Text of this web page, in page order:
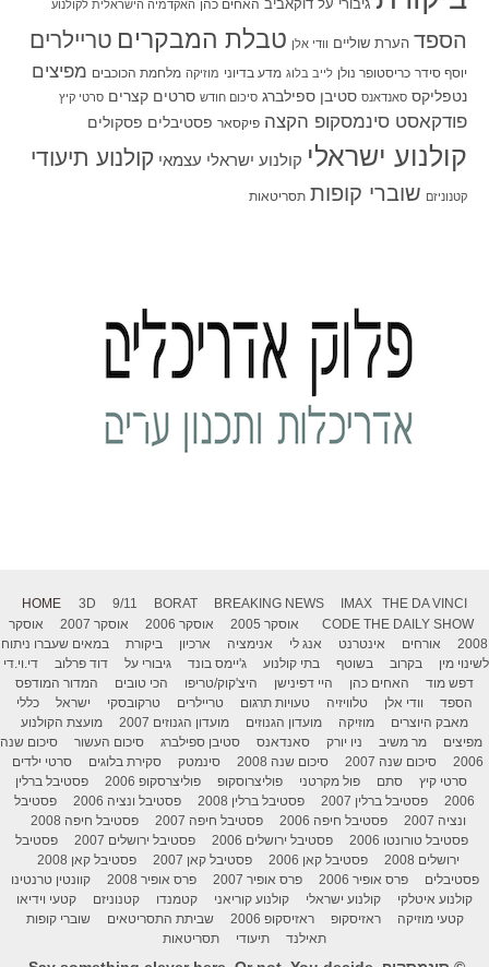
גיבורי על דוקאביב האחים כהן האקדמיה הישראלית לקולנוע
הספד הערת שוליים וודי אלן טבלת המבקרים טריילרים
יוסף סידר כריסטופר נולן לייב בלוג מדע בדיוני מוזיקה מלחמת הכוכבים מפיצים
נטפליקס סאנדאנס סטיבן ספילברג סיכום חודש סרטים קצרים סרטי קיץ
פודקאסט סינמסקופ הקצה פיקסאר פסטיבלים פסקולים
קולנוע ישראלי קולנוע ישראלי עצמאי קולנוע תיעודי
קטנוניזם שוברי קופות תסריטאות
HOME 3D 9/11 BORAT BREAKING NEWS IMAX
THE DA VINCI
CODE THE DAILY SHOW אוסקר 2005 אוסקר 2006 אוסקר 2007
אוסקר
2008
אורחים אינטרנט אנג לי אנימציה ארכיון ביקורת
במאים שעברו ניתוח
לשינוי מין
בקרוב בשוטף בתי קולנוע ג'יימס בונד גיבורי על דוד פרלוב
די.וי.די
דפש מוד
האחים כהן היי דפינישן היצ'קוק/טריפו הכי טובים
המדור המודפס
הספד
וודי אלן טלוויזיה טעויות תרגום טריילרים טרקובסקי ישראל
כללי
מאבק היוצרים
מוזיקה מועדון הגנוזים מועדון הגנוזים 2007
מועצת הקולנוע
מפיצים
מר משיב ניו יורק סאנדאנס סטיבן ספילברג סיכום העשור
סיכום שנה
2006
סיכום שנה 2007 סיכום שנה 2008 סינמטק סקירת בלוגים
סרטי ילדים
סרטי קיץ
סתם פול מקרטני פוליצרוסקופ פוליצרסקופ 2006
פסטיבל ברלין
2006
פסטיבל ברלין 2007 פסטיבל ברלין 2008 פסטיבל ונציה 2006
פסטיבל
ונציה 2007
פסטיבל חיפה 2006 פסטיבל חיפה 2007
פסטיבל חיפה 2008
פסטיבל טורונטו 2006
פסטיבל ירושלים 2006 פסטיבל ירושלים 2007
פסטיבל
ירושלים 2008
פסטיבל קאן 2006 פסטיבל קאן 2007
פסטיבל קאן 2008
פסטיבלים
פרס אופיר 2006 פרס אופיר 2007 פרס אופיר 2008
קוונטין טרנטינו
קולנוע איטלקי
קולנוע ישראלי קולנוע קוריאני קטמנדו קטנוניזם
קטעי וידיאו
קטעי מוזיקה
ראזיסקופ ראזיסקופ 2006 שביתת התסריטאים
שוברי קופות
תאילנד
תיעודי תסריטאות